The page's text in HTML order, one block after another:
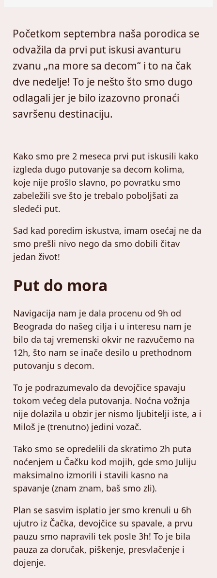
Početkom septembra naša porodica se
odvažila da prvi put iskusi avanturu
zvanu „na more sa decom“ i to na čak
dve nedelje! To je nešto što smo dugo
odlagali jer je bilo izazovno pronaći
savršenu destinaciju.
Kako smo pre 2 meseca prvi put iskusili kako
izgleda dugo putovanje sa decom kolima,
koje nije prošlo slavno, po povratku smo
zabeležili sve što je trebalo poboljšati za
sledeći put.
Sad kad poredim iskustva, imam osećaj ne da
smo prešli nivo nego da smo dobili čitav
jedan život!
Put do mora
Navigacija nam je dala procenu od 9h od
Beograda do našeg cilja i u interesu nam je
bilo da taj vremenski okvir ne razvučemo na
12h, što nam se inače desilo u prethodnom
putovanju s decom.
To je podrazumevalo da devojčice spavaju
tokom većeg dela putovanja. Noćna vožnja
nije dolazila u obzir jer nismo ljubitelji iste, a i
Miloš je (trenutno) jedini vozač.
Tako smo se opredelili da skratimo 2h puta
noćenjem u Čačku kod mojih, gde smo Juliju
maksimalno izmorili i stavili kasno na
spavanje (znam znam, baš smo zli).
Plan se sasvim isplatio jer smo krenuli u 6h
ujutro iz Čačka, devojčice su spavale, a prvu
pauzu smo napravili tek posle 3h! To je bila
pauza za doručak, piškenje, presvlačenje i
dojenje.